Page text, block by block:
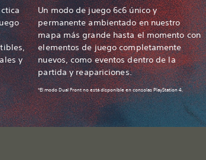
y
Un modo de juego 6c6 único y
permanente ambientado en nuestro
mapa más grande hasta el momento con
elementos de juego completamente
nuevos, como eventos dentro de la
partida y reapariciones.
*El modo Dual Front no está disponible en consolas PlayStation 4.